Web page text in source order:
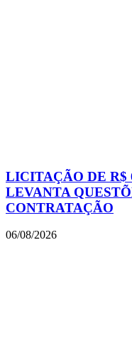
LICITAÇÃO DE R$
LEVANTA
CONTRATAÇÃO
06/08/2026